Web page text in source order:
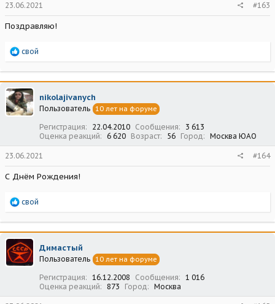
23.06.2021 #163
Поздравляю!
Р
а
к
ц
и
и
свой
nikolajivanych
Пользователь 10 лет на форуме
Регистрация 22.04.2010 Сообщения
3 613
Оценка реакций
6 620 Возраст 56 Город Москва ЮАО
23.06.2021 #164
С Днём Рождения!
Р
а
к
ц
и
и
свой
Димастый
Пользователь 10 лет на форуме
Регистрация 16.12.2008 Сообщения
1 016
Оценка реакций
873 Город Москва